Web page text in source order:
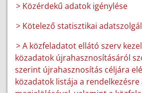
> Közérdekű adatok igénylése
> Kötelező statisztikai
> A közfeladatot ellátó szerv
közadatok újrahasznosításáról
szerint újrahasznosítás céljára
közadatok listája a